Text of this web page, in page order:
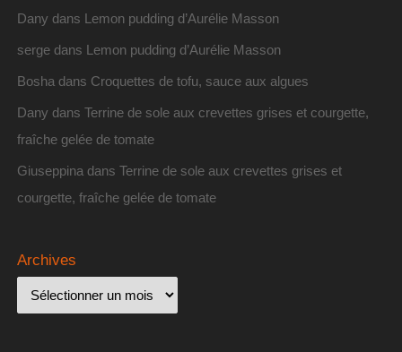
Dany dans Lemon pudding d’Aurélie Masson
sergedans Lemon pudding d’Aurélie Masson
Bosha dans Croquettes de tofu, sauce aux algues
Dany dans Terrine de sole aux crevettes grises et courgette,
fraîche gelée de tomate
Giuseppina dans Terrine de sole aux crevettes grises et
courgette, fraîche gelée de tomate
Archives